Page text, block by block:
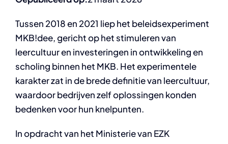
Tussen 2018 en 2021 liep het beleidsexperiment
MKB!dee, gericht op het stimuleren van
leercultuur en investeringen in ontwikkeling en
scholing binnen het MKB. Het experimentele
karakter zat in de brede definitie van leercultuur,
waardoor bedrijven zelf oplossingen konden
bedenken voor hun knelpunten.
In opdracht van het Ministerie van EZK